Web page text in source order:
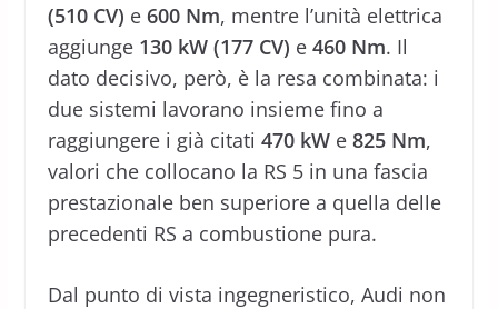
(510 CV) e 600 Nm, mentre l’unità elettrica
aggiunge 130 kW (177 CV) e 460 Nm. Il
dato decisivo, però, è la resa combinata: i
due sistemi lavorano insieme fino a
raggiungere i già citati 470 kWe 825 Nm,
valori che collocano la RS 5 in una fascia
prestazionale ben superiore a quella delle
precedenti RS a combustione pura.
Dal punto di vista ingegneristico, Audi non